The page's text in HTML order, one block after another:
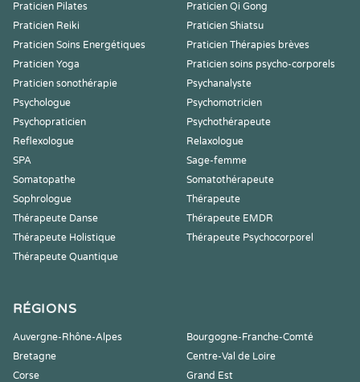
Praticien Pilates
Praticien Qi Gong
Praticien Reiki
Praticien Shiatsu
Praticien Soins Energétiques
Praticien Thérapies brèves
Praticien Yoga
Praticien soins psycho-corporels
Praticien sonothérapie
Psychanalyste
Psychologue
Psychomotricien
Psychopraticien
Psychothérapeute
Reflexologue
Relaxologue
SPA
Sage-femme
Somatopathe
Somatothérapeute
Sophrologue
Thérapeute
Thérapeute Danse
Thérapeute EMDR
Thérapeute Holistique
Thérapeute Psychocorporel
Thérapeute Quantique
RÉGIONS
Auvergne-Rhône-Alpes
Bourgogne-Franche-Comté
Bretagne
Centre-Val de Loire
Corse
Grand Est